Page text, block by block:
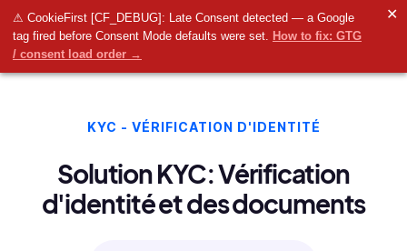
⚠ CookieFirst [CF_DEBUG]: Late Consent detected — a Google
tag fired before Consent Mode defaults were set. How to fix: GTG
/ consent load order →
✕
KYC - VÉRIFICATION D'IDENTITÉ
Solution KYC: Vérification
d'identité et des documents